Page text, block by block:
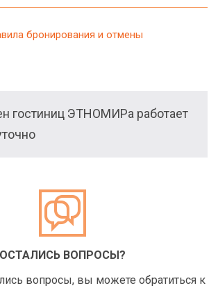
бронирования и отмены
гостиниц ЭТНОМИРа работает
ОСТАЛИСЬ ВОПРОСЫ?
вопросы, вы можете обратиться к